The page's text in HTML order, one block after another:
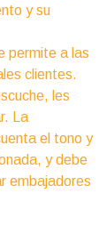
y su
permite a las
clientes.
les
La
el tono y
y debe
embajadores